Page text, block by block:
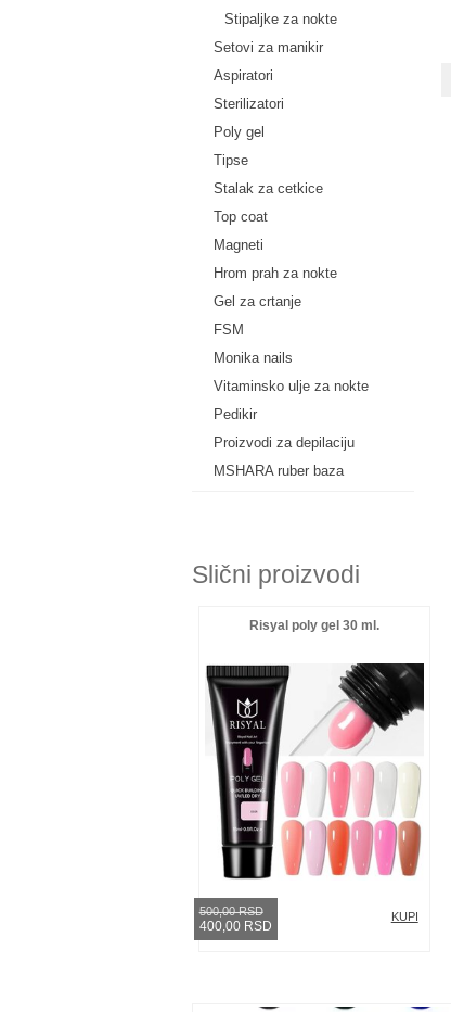
Stipaljke za nokte
Setovi za manikir
Aspiratori
Sterilizatori
Poly gel
Tipse
Stalak za cetkice
Top coat
Magneti
Hrom prah za nokte
Gel za crtanje
FSM
Monika nails
Vitaminsko ulje za nokte
Pedikir
Proizvodi za depilaciju
MSHARA ruber baza
Slični proizvodi
Risyal poly gel 30 ml.
KUPI
500,00 RSD
400,00 RSD